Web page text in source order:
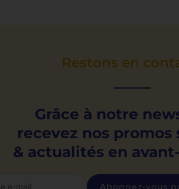
Restons en
Grâce à notre
recevez nos promos
& actualités en